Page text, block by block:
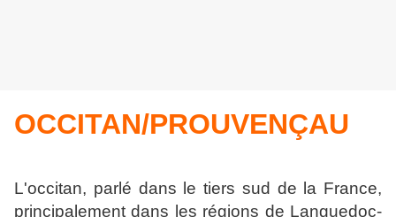
OCCITAN/PROUVENÇAU
L'occitan, parlé dans le tiers sud de la France,
principalement dans les régions de Languedoc-